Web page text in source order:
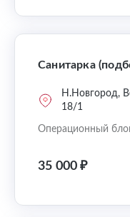
Санитарка
Н.Новгород,
18/1
Операционный
35 000 ₽